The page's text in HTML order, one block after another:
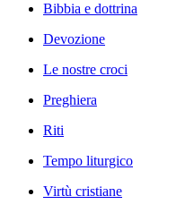
Bibbia e dottrina
Devozione
Le nostre croci
Preghiera
Riti
Tempo liturgico
Virtù cristiane